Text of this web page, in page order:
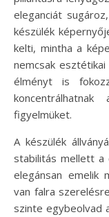
eleganciát
készülék
kelti, mintha a
nemcsak
élményt is
figyelmüket.
A készülék
stabilitás mellett a
elegánsan emelik
van falra
szinte egybeolvad